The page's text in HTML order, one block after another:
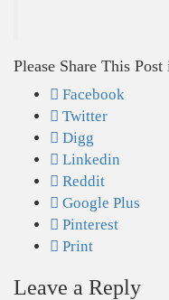
Please Share This
Facebook
Twitter
Digg
Linkedin
Reddit
Google Plus
Pinterest
Print
Leave a Reply